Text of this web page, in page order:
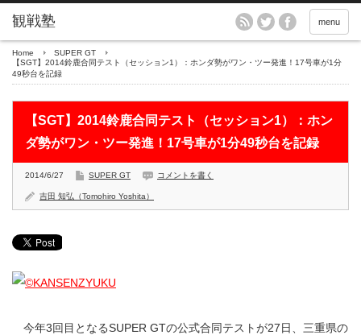
menu
Home
SUPER GT
【SGT】2014鈴鹿合同テスト（セッション1）：ホンダ勢がワン・ツー発進！17号車が1分
49秒台を記録
【SGT】2014鈴鹿合同テスト（セッション1）：ホン
ダ勢がワン・ツー発進！17号車が1分49秒台を記録
2014/6/27 SUPER GT コメントを書く
吉田 知弘（Tomohiro Yoshita）
今年3回目となるSUPER GTの公式合同テストが27日、三重県の